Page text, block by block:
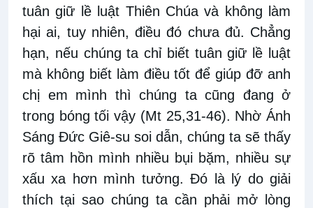
tuân giữ lề luật Thiên Chúa và không làm
hại ai, tuy nhiên, điều đó chưa đủ. Chẳng
hạn, nếu chúng ta chỉ biết tuân giữ lề luật
mà không biết làm điều tốt để giúp đỡ anh
chị em mình thì chúng ta cũng đang ở
trong bóng tối vậy (Mt 25,31-46). Nhờ Ánh
Sáng Đức Giê-su soi dẫn, chúng ta sẽ thấy
rõ tâm hồn mình nhiều bụi bặm, nhiều sự
xấu xa hơn mình tưởng. Đó là lý do giải
thích tại sao chúng ta cần phải mở lòng